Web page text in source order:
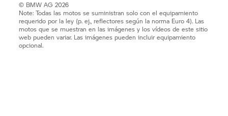
© BMW AG 2026
Note: Todas las motos se suministran solo con el equipamiento
requerido por la ley (p. ej., reflectores según la norma Euro 4). Las
motos que se muestran en las imágenes y los vídeos de este sitio
web pueden variar. Las imágenes pueden incluir equipamiento
opcional.